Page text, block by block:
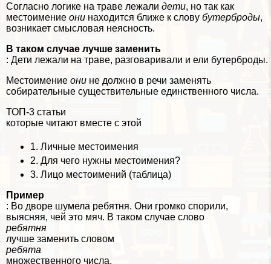
Согласно логике на траве лежали дети, но так как
местоимение они находится ближе к слову бутерброды,
возникает смысловая неясность.
В таком случае лучше заменить
: Дети лежали на траве, разговаривали и ели бутерброды.
Местоимение они не должно в речи заменять
собирательные существительные единственного числа.
ТОП-3 статьи
которые читают вместе с этой
1. Личные местоимения
2. Для чего нужны местоимения?
3. Лицо местоимений (таблица)
Пример
: Во дворе шумела ребятня. Они громко спорили,
выясняя, чей это мяч. В таком случае слово
ребятня
лучше заменить словом
ребята
множественного числа.